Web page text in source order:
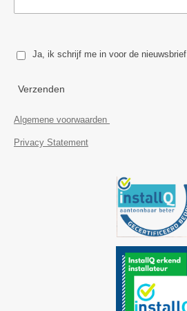
Ja, ik schrijf me in voor de nieuwsbrief
Verzenden
Algemene voorwaarden
Privacy Statement